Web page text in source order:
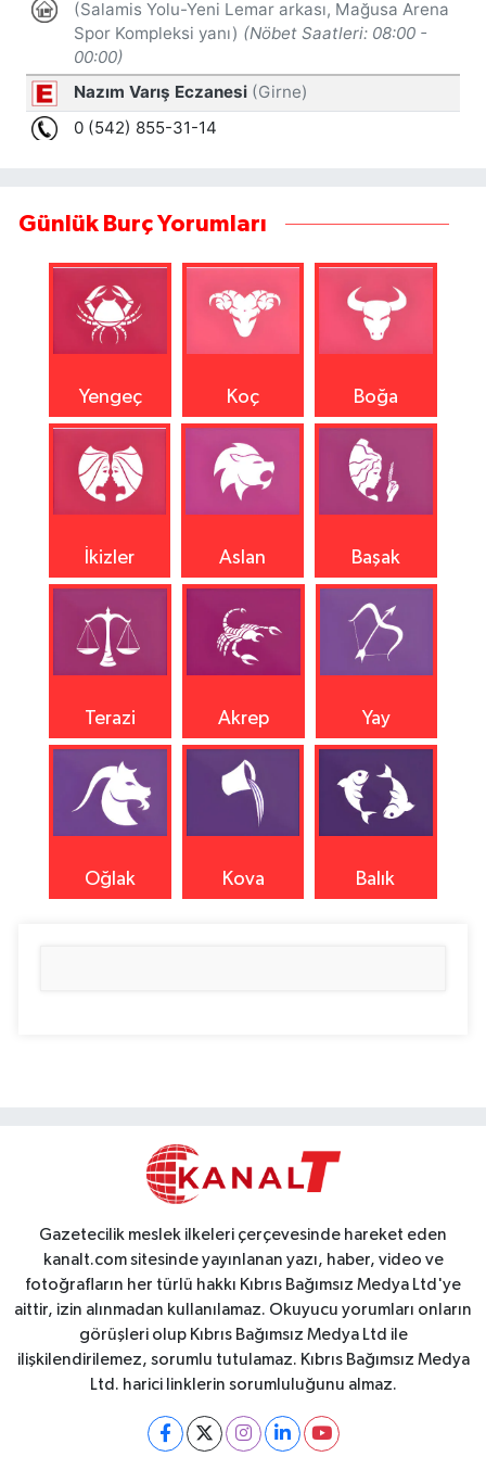
Günlük Burç Yorumları
Yengeç Koç Boğa
İkizler Aslan Başak
Terazi Akrep Yay
Oğlak Kova Balık
Gazetecilik meslek ilkeleri çerçevesinde hareket eden
kanalt.com sitesinde yayınlanan yazı, haber, video ve
fotoğrafların her türlü hakkı Kıbrıs Bağımsız Medya Ltd'ye
aittir, izin alınmadan kullanılamaz. Okuyucu yorumları onların
görüşleri olup Kıbrıs Bağımsız Medya Ltd ile
ilişkilendirilemez, sorumlu tutulamaz. Kıbrıs Bağımsız Medya
Ltd. harici linklerin sorumluluğunu almaz.